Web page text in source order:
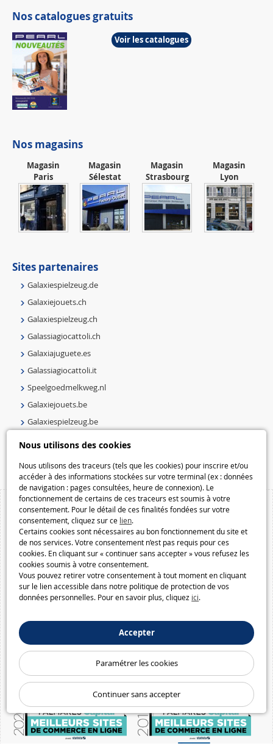
Nous utilisons des cookies
Nous utilisons des traceurs (tels que les cookies) pour inscrire et/ou
accéder à des informations stockées sur votre terminal (ex : données
de navigation : pages consultées, heure de connexion). Le
fonctionnement de certains de ces traceurs est soumis à votre
consentement. Pour le détail de ces finalités fondées sur votre
consentement, cliquez sur ce lien.
Certains cookies sont nécessaires au bon fonctionnement du site et
de nos services. Votre consentement n’est pas requis pour ces
cookies. En cliquant sur « continuer sans accepter » vous refusez les
cookies soumis à votre consentement.
Vous pouvez retirer votre consentement à tout moment en cliquant
sur le lien accessible dans notre politique de protection de vos
données personnelles. Pour en savoir plus, cliquez ici.
Accepter
Paramétrer les cookies
Continuer sans accepter
Nos catalogues gratuits
Voir les catalogues
Nos magasins
Magasin
Paris
Magasin
Sélestat
Magasin
Strasbourg
Magasin
Lyon
Sites partenaires
Galaxiespielzeug.de
Galaxiejouets.ch
Galaxiespielzeug.ch
Galassiagiocattoli.ch
Galaxiajuguete.es
Galassiagiocattoli.it
Speelgoedmelkweg.nl
Galaxiejouets.be
Galaxiespielzeug.be